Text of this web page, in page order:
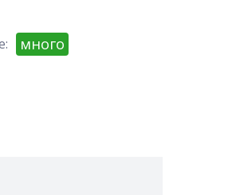
много